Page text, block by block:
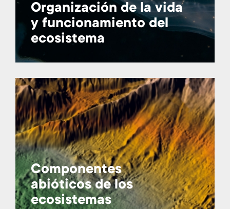
Organización de la vida
y funcionamiento del
ecosistema
Componentes
abióticos de los
ecosistemas